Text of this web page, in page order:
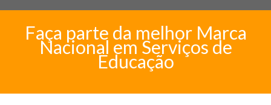
Faça parte da melhor Marca
Nacional em Serviços de
Educação